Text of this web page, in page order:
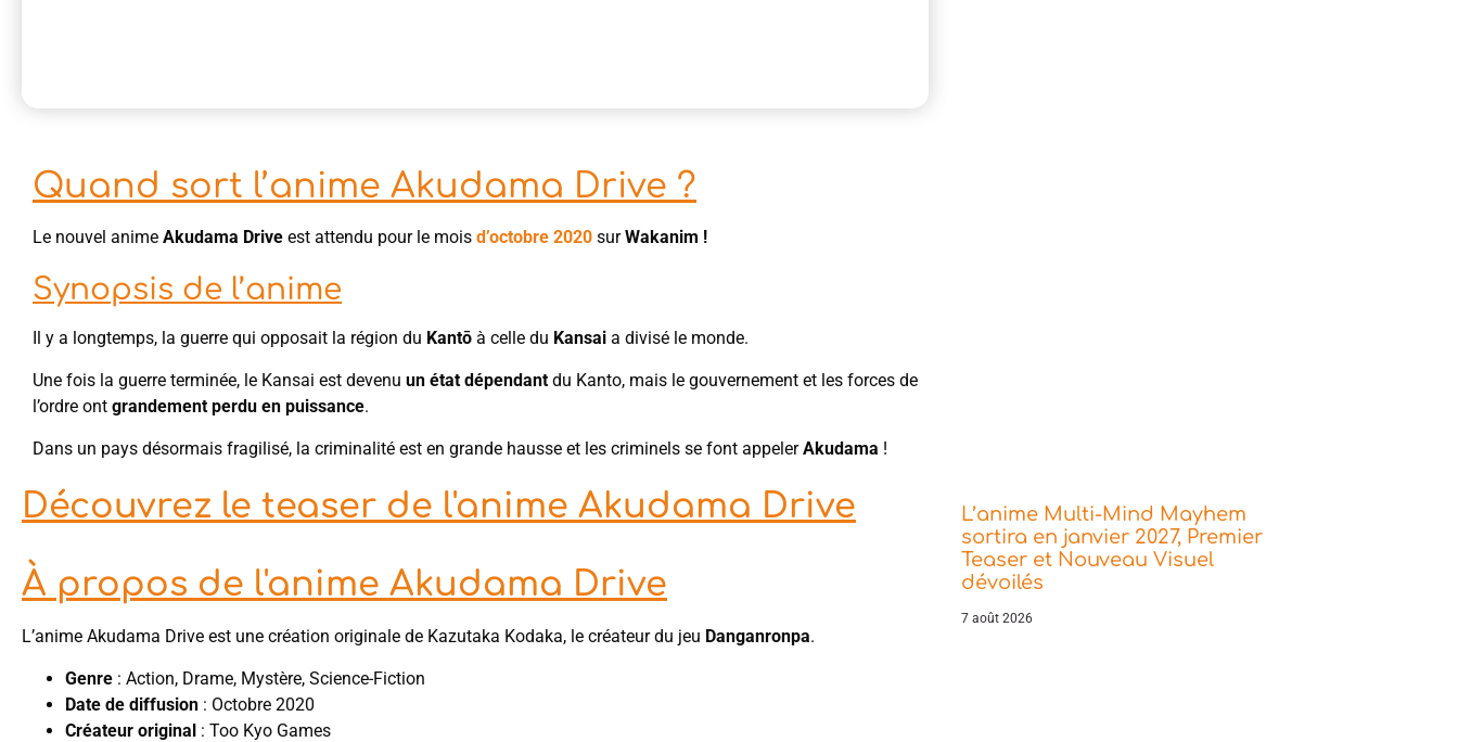
Quand sort l’anime Akudama Drive ?
Le nouvel anime Akudama Drive est attendu pour le mois d’octobre 2020 surWakanim !
Synopsis de l’anime
Il y a longtemps, la guerre qui opposait la région du Kantō à celle du Kansai a divisé le monde.
Une fois la guerre terminée, le Kansai est devenu un état dépendant du Kanto, mais le gouvernement et les forces de
l’ordre ont grandement perdu en puissance.
Dans un pays désormais fragilisé, la criminalité est en grande hausse et les criminels se font appelerAkudama !
Découvrez le teaser de l'anime Akudama Drive
À propos de l'anime Akudama Drive
L’anime Akudama Drive est une création originale de Kazutaka Kodaka, le créateur du jeu Danganronpa.
Genre : Action, Drame, Mystère, Science-Fiction
Date de diffusion : Octobre 2020
Créateur original : Too Kyo Games
L’anime Multi-Mind Mayhem
sortira en janvier 2027, Premier
Teaser et Nouveau Visuel
dévoilés
7 août 2026